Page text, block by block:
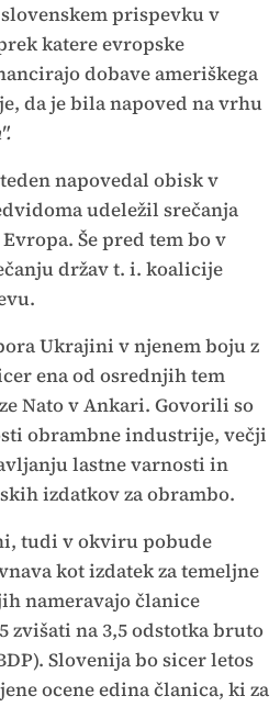
prispevku v
katere evropske
dobave ameriškega
da je bila napoved na vrhu
napovedal obisk v
udeležil srečanja
Še pred tem bo v
držav t. i. koalicije
Ukrajini v njenem boju z
ena od osrednjih tem
Nato v Ankari. Govorili so
obrambne industrije, večji
lastne varnosti in
izdatkov za obrambo.
tudi v okviru pobude
kot izdatek za temeljne
nameravajo članice
zvišati na 3,5 odstotka bruto
Slovenija bo sicer letos
ocene edina članica, ki za